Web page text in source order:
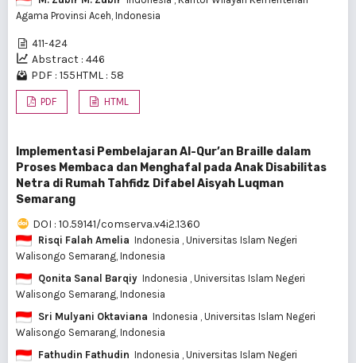
Agama Provinsi Aceh, Indonesia
411-424
Abstract : 446
PDF : 155HTML : 58
PDF HTML
Implementasi Pembelajaran Al-Qur’an Braille dalam
Proses Membaca dan Menghafal pada Anak Disabilitas
Netra di Rumah Tahfidz Difabel Aisyah Luqman
Semarang
DOI : 10.59141/comserva.v4i2.1360
Risqi Falah Amelia Indonesia , Universitas Islam Negeri
Walisongo Semarang, Indonesia
Qonita Sanal Barqiy Indonesia , Universitas Islam Negeri
Walisongo Semarang, Indonesia
Sri Mulyani Oktaviana Indonesia , Universitas Islam Negeri
Walisongo Semarang, Indonesia
Fathudin Fathudin Indonesia , Universitas Islam Negeri